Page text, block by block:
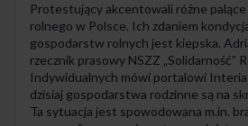
Protestujący akcentowali różne
rolnego w Polsce. Ich zdaniem
gospodarstw rolnych jest kiepska.
rzecznik prasowy NSZZ „Solidarność”
Indywidualnych mówi portalowi Interia
dzisiaj gospodarstwa rodzinne są na
Ta sytuacja jest spowodowana m.in.